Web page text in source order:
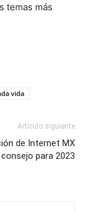
temas más
vida
Artículo siguiente
de Internet MX
para 2023